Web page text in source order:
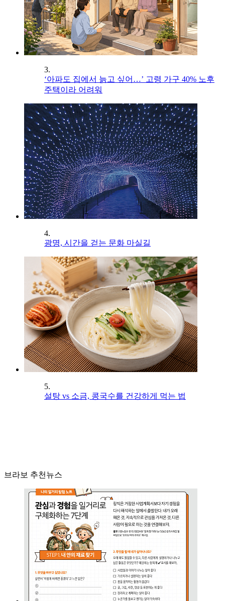
3.
‘아파도 집에서 늙고 싶어…’ 고령 가구 40% 노후
주택이라 어려워
4.
광명, 시간을 걷는 문화 마실길
5.
설탕 vs 소금, 콩국수를 건강하게 먹는 법
브라보 추천뉴스